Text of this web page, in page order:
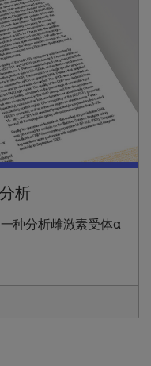
析
种分析雌激素受体α